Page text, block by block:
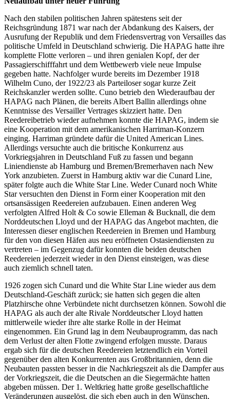
Nach den stabilen politischen Jahren spätestens seit der
Reichsgründung 1871 war nach der Abdankung des Kaisers, der
Ausrufung der Republik und dem Friedensvertrag von Versailles das
politische Umfeld in Deutschland schwierig. Die HAPAG hatte ihre
komplette Flotte verloren – und ihren genialen Kopf, der der
Passagierschifffahrt und dem Wettbewerb viele neue Impulse
gegeben hatte. Nachfolger wurde bereits im Dezember 1918
Wilhelm Cuno, der 1922/23 als Parteiloser sogar kurze Zeit
Reichskanzler werden sollte. Cuno betrieb den Wiederaufbau der
HAPAG nach Plänen, die bereits Albert Ballin allerdings ohne
Kenntnisse des Versailler Vertrages skizziert hatte. Den
Reedereibetrieb wieder aufnehmen konnte die HAPAG, indem sie
eine Kooperation mit dem amerikanischen Harriman-Konzern
einging. Harriman gründete dafür die United American Lines.
Allerdings versuchte auch die britische Konkurrenz aus
Vorkriegsjahren in Deutschland Fuß zu fassen und begann
Liniendienste ab Hamburg und Bremen/Bremerhaven nach New
York anzubieten. Zuerst in Hamburg aktiv war die Cunard Line,
später folgte auch die White Star Line. Weder Cunard noch White
Star versuchten den Dienst in Form einer Kooperation mit den
ortsansässigen Reedereien aufzubauen. Einen anderen Weg
verfolgten Alfred Holt & Co sowie Elleman & Bucknall, die dem
Norddeutschen Lloyd und der HAPAG das Angebot machten, die
Interessen dieser englischen Reedereien in Bremen und Hamburg
für den von diesen Häfen aus neu eröffneten Ostasiendiensten zu
vertreten – im Gegenzug dafür konnten die beiden deutschen
Reedereien jederzeit wieder in den Dienst einsteigen, was diese
auch ziemlich schnell taten.
1926 zogen sich Cunard und die White Star Line wieder aus dem
Deutschland-Geschäft zurück; sie hatten sich gegen die alten
Platzhirsche ohne Verbündete nicht durchsetzen können. Sowohl die
HAPAG als auch der alte Rivale Norddeutscher Lloyd hatten
mittlerweile wieder ihre alte starke Rolle in der Heimat
eingenommen. Ein Grund lag in dem Neubauprogramm, das nach
dem Verlust der alten Flotte zwingend erfolgen musste. Daraus
ergab sich für die deutschen Reedereien letztendlich ein Vorteil
gegenüber den alten Konkurrenten aus Großbritannien, denn die
Neubauten passten besser in die Nachkriegszeit als die Dampfer aus
der Vorkriegszeit, die die Deutschen an die Siegermächte hatten
abgeben müssen. Der 1. Weltkrieg hatte große gesellschaftliche
Veränderungen ausgelöst, die sich eben auch in den Wünschen,